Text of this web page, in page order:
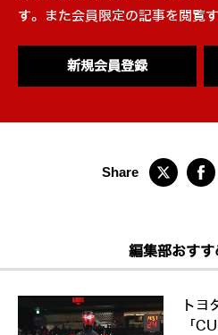
す。また会員限定の記事を閲覧
新規会員登録
編集部おすす
トヨ
「